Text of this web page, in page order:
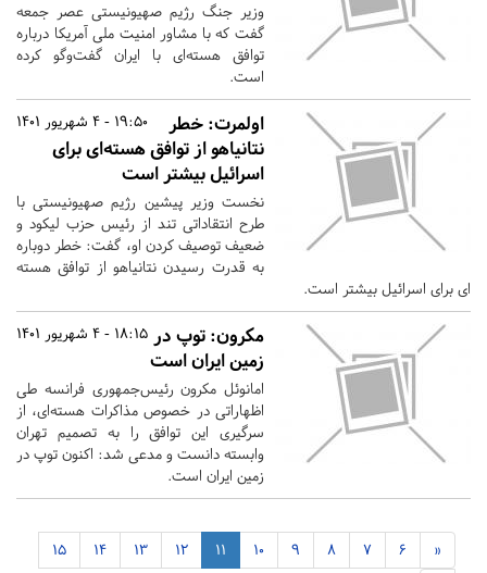
وزیر جنگ رژیم صهیونیستی عصر جمعه
گفت که با مشاور امنیت ملی آمریکا درباره
توافق هسته‌ای با ایران گفت‌وگو کرده
است.
19:50 - 4 شهریور 1401
اولمرت: خطر
نتانیاهو از توافق هسته‌ای برای
اسرائیل بیشتر است
نخست وزیر پیشین رژیم صهیونیستی با
طرح انتقاداتی تند از رئیس حزب لیکود و
ضعیف توصیف کردن او، گفت: خطر دوباره
به قدرت رسیدن نتانیاهو از توافق هسته
ای برای اسرائیل بیشتر است.
18:15 - 4 شهریور 1401 مکرون: توپ در
زمین ایران است
امانوئل مکرون رئیس‌جمهوری فرانسه طی
اظهاراتی در خصوص مذاکرات هسته‌ای، از
سرگیری این توافق را به تصمیم تهران
وابسته دانست و مدعی شد: اکنون توپ در
زمین ایران است.
«
6
7
8
9
10
11
12
13
14
15